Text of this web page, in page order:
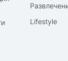
Lifestyle